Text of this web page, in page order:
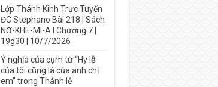
Lớp Thánh Kinh Trực Tuyến
ĐC Stephano Bài 218 | Sách
NƠ-KHE-MI-A I Chương 7 |
19g30 | 10/7/2026
Ý nghĩa của cụm từ “Hy lễ
của tôi cũng là của anh chị
em” trong Thánh lễ